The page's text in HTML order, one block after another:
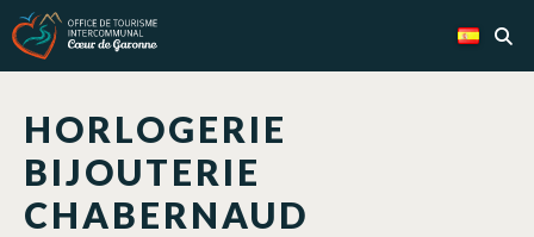
HORLOGERIE
BIJOUTERIE
CHABERNAUD
Panel de gestión de cookies